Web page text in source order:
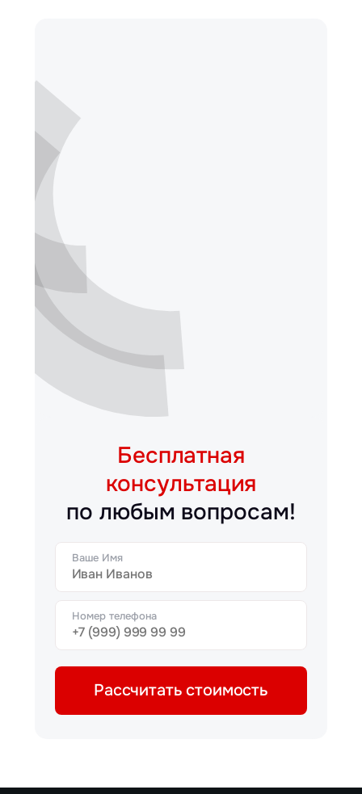
Бесплатная
консультация
по любым вопросам!
Ваше Имя
Номер телефона
Рассчитать стоимость